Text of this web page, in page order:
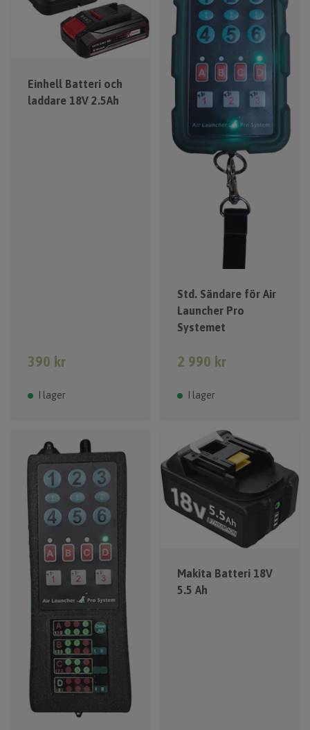
Einhell Batteri och
laddare 18V 2.5Ah
390 kr
I lager
Std. Sändare för Air
Launcher Pro
Systemet
2 990 kr
I lager
Makita Batteri 18V
5.5 Ah